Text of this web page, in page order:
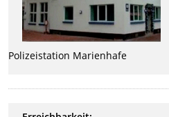
Polizeistation Marienhafe